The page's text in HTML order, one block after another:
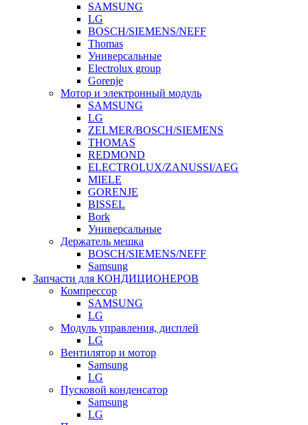
SAMSUNG
LG
BOSCH/SIEMENS/NEFF
Thomas
Универсальные
Electrolux group
Gorenje
Мотор и электронный модуль
SAMSUNG
LG
ZELMER/BOSCH/SIEMENS
THOMAS
REDMOND
ELECTROLUX/ZANUSSI/AEG
MIELE
GORENJE
BISSEL
Bork
Универсальные
Держатель мешка
BOSCH/SIEMENS/NEFF
Samsung
Запчасти для КОНДИЦИОНЕРОВ
Компрессор
SAMSUNG
LG
Модуль управления, дисплей
LG
Вентилятор и мотор
Samsung
LG
Пусковой конденсатор
Samsung
LG